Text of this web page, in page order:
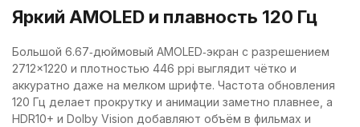
Яркий AMOLED и плавность 120 Гц
Большой 6.67‑дюймовый AMOLED‑экран с разрешением
2712×1220 и плотностью 446 ppi выглядит чётко и
аккуратно даже на мелком шрифте. Частота обновления
120 Гц делает прокрутку и анимации заметно плавнее, а
HDR10+ и Dolby Vision добавляют объём в фильмах и